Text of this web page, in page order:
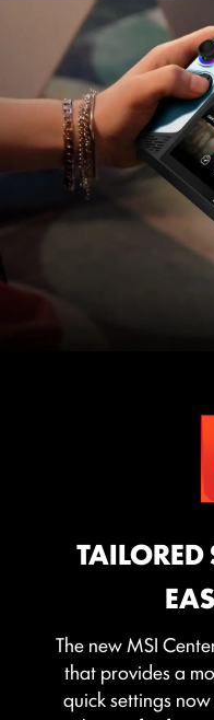
TAILORED
The new MSI
that provides a
quick settings